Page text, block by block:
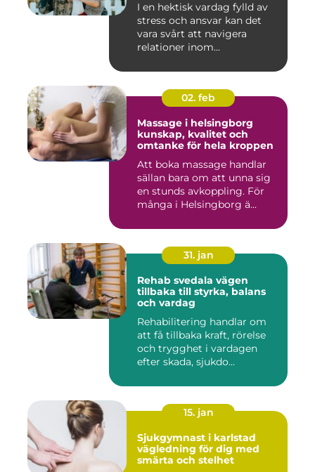
I en hektisk vardag fylld av
stress och ansvar kan det
vara svårt att navigera
relationer inom...
02. feb
Massage i helsingborg
kunskap, kvalitet och
omtanke för hela kroppen
Att boka massage handlar
sällan bara om att unna sig
en stunds avkoppling. För
många i Helsingborg ä...
31. jan
Rehab svedala vägen
tillbaka till styrka, balans
och vardag
Rehabilitering handlar om
att få tillbaka kraft, rörelse
och trygghet i vardagen
efter skada, sjukdo...
15. jan
Sjukgymnast i karlstad
vägledning för dig med
smärta och stelhet